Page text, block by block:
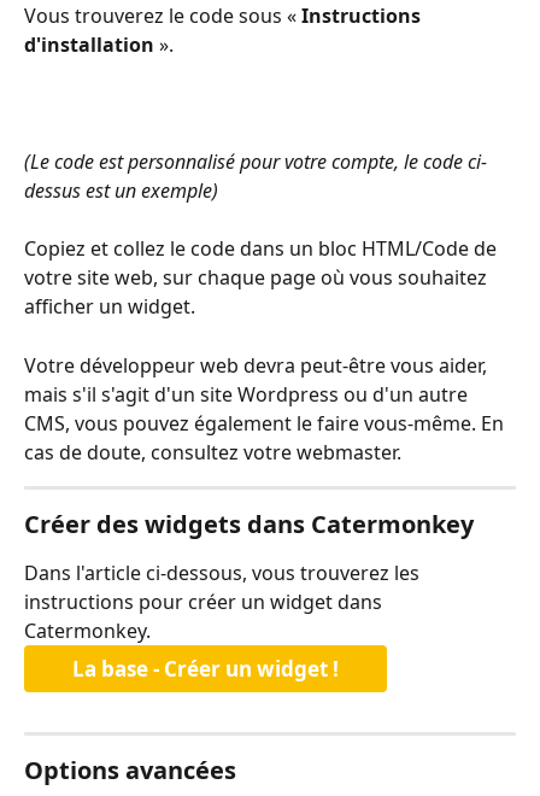
Vous trouverez le code sous « Instructions
d'installation ».
(Le code est personnalisé pour votre compte, le code ci-
dessus est un exemple)
Copiez et collez le code dans un bloc HTML/Code de
votre site web, sur chaque page où vous souhaitez
afficher un widget.
Votre développeur web devra peut-être vous aider,
mais s'il s'agit d'un site Wordpress ou d'un autre
CMS, vous pouvez également le faire vous-même. En
cas de doute, consultez votre webmaster.
Créer des widgets dans Catermonkey
Dans l'article ci-dessous, vous trouverez les
instructions pour créer un widget dans
Catermonkey.
La base - Créer un widget !
Options avancées